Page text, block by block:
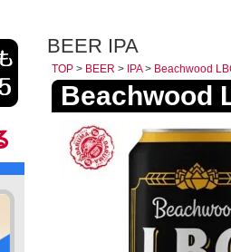
BEER IPA
TOP > BEER > IPA> Beachwood
Beachwood